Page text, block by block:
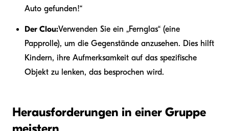
Auto gefunden!“
Der Clou:Verwenden Sie ein „Fernglas“ (eine
Papprolle), um die Gegenstände anzusehen. Dies hilft
Kindern, ihre Aufmerksamkeit auf das spezifische
Objekt zu lenken, das besprochen wird.
Herausforderungen in einer Gruppe